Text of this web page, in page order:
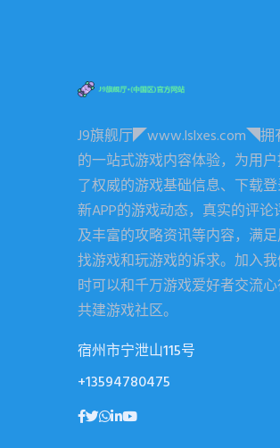
J9旗舰厅◤www.lslxes.com◥拥
的一站式游戏内容体验，为用
了权威的游戏基础信息、下载
新APP的游戏动态，真实的评论
及丰富的攻略资讯等内容，满
找游戏和玩游戏的诉求。加入
时可以和千万游戏爱好者交流心
共建游戏社区。
宿州市宁泄山115号
+13594780475